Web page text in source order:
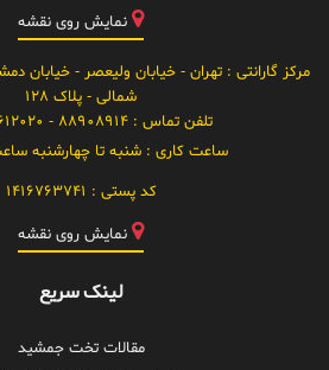
نمایش روی نقشه
مرکز گارانتی : تهران - خیابان ولیعصر - خیابان
شمالی - پلاک 128
تلفن تماس :88908914 - 021-88612020
ساعت کاری :شنبه تا چهارشنبه ساعت 10
کد پستی : 1416763741
نمایش روی نقشه
لینک سریع
مقالات تخت جمشید